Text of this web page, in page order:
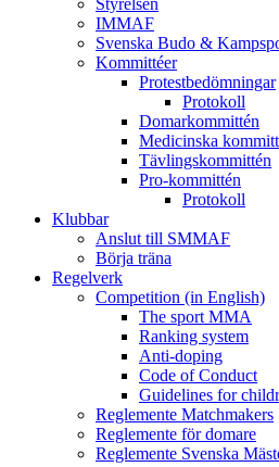
Styrelsen
IMMAF
Svenska Budo &
Kommittéer
Protestbedömningar
Protokoll
Domarkommittén
Medicinska
Tävlingskommittén
Pro-kommittén
Protokoll
Klubbar
Anslut till SMMAF
Börja träna
Regelverk
Competition (in English)
The sport MMA
Ranking system
Anti-doping
Code of Conduct
Guidelines for
Reglemente Matchmakers
Reglemente för domare
Reglemente Svenska